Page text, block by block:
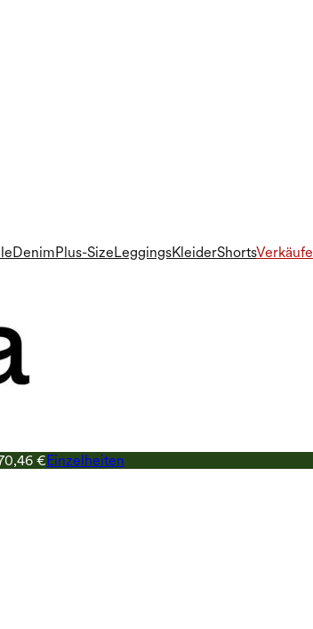
DenimPlus-SizeLeggingsKleiderShortsVerkäufe
€Einzelheiten